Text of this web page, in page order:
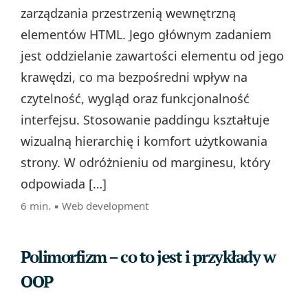
zarządzania przestrzenią wewnętrzną
elementów HTML. Jego głównym zadaniem
jest oddzielanie zawartości elementu od jego
krawędzi, co ma bezpośredni wpływ na
czytelność, wygląd oraz funkcjonalność
interfejsu. Stosowanie paddingu kształtuje
wizualną hierarchię i komfort użytkowania
strony. W odróżnieniu od marginesu, który
odpowiada […]
6 min. ▪ Web development
Polimorfizm – co to jest i przykłady w
OOP